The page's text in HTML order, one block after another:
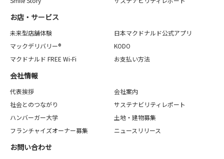
お店・サービス
未来型店舗体験
日本マクドナルド公式アプリ
マックデリバリー®
KODO
マクドナルド FREE Wi-Fi
お支払い方法
会社情報
代表挨拶
会社案内
社会とのつながり
サステナビリティレポート
ハンバーガー大学
土地・建物募集
フランチャイズオーナー募集
ニュースリリース
お問い合わせ